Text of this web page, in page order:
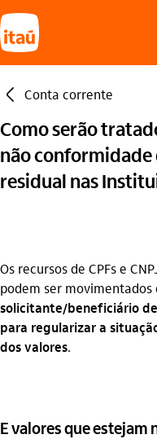
seta_esquerda Conta corrente
Como serão
não conformidade
residual nas
Os recursos de CPFs e
podem ser movimentados
solicitante/beneficiário
para regularizar a
dos valores.
E valores que